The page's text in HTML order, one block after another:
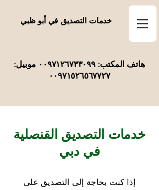
خدمات التصديق في أبو ظبي
هاتف المكتب: ٠٠٩٧١٢٦٧٣٣٠٩٩ موبيل:
٠٠٩٧١٥٢٦٥٦٧٧٢٧
خدمات التصديق القنصلية
في دبي
إذا كنت بحاجة إلى التصديق على